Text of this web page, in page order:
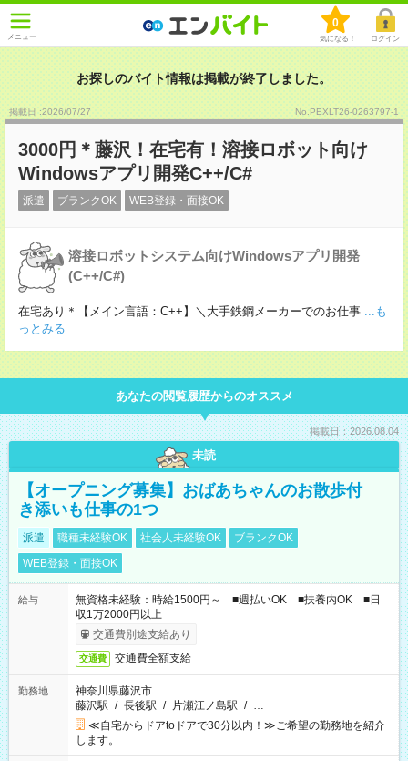
メニュー
0
気になる！ ログイン
お探しのバイト情報は掲載が終了しました。
掲載日 :2026/07/27 No.PEXLT26-0263797-1
3000円＊藤沢！在宅有！溶接ロボット向け
Windowsアプリ開発C++/C#
派遣 ブランクOK WEB登録・面接OK
溶接ロボットシステム向けWindowsアプリ開発
(C++/C#)
在宅あり＊【メイン言語：C++】＼大手鉄鋼メーカーでのお仕事 ...も
っとみる
あなたの閲覧履歴からのオススメ
掲載日：2026.08.04
未読
【オープニング募集】おばあちゃんのお散歩付
き添いも仕事の1つ
派遣 職種未経験OK 社会人未経験OK
ブランクOK
WEB登録・面接OK
給与
無資格未経験：時給1500円～ ■週払いOK ■扶養内OK ■日
収1万2000円以上
交通費別途支給あり
交通費 交通費全額支給
勤務地
神奈川県藤沢市
藤沢駅 / 長後駅 / 片瀬江ノ島駅 / …
≪自宅からドアtoドアで30分以内！≫ご希望の勤務地を紹介
します。